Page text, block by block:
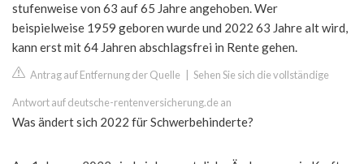
stufenweise von 63 auf 65 Jahre angehoben. Wer
beispielweise 1959 geboren wurde und 2022 63 Jahre alt wird,
kann erst mit 64 Jahren abschlagsfrei in Rente gehen.
Antrag auf Entfernung der Quelle Sehen Sie sich die vollständige
Antwort auf deutsche-rentenversicherung.de an
Was ändert sich 2022 für Schwerbehinderte?